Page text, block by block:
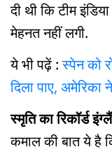
दी थी कि टीम
मेहनत नहीं लगी.
ये भी पढ़ें :स्पेन को
दिला पाए, अमेरिका
स्मृति का रिकॉर्ड
कमाल की बात ये है